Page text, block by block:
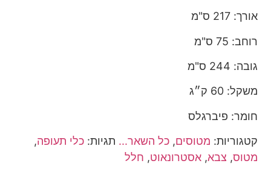
אורך: 217 ס"מ
רוחב: 75 ס"מ
גובה: 244 ס"מ
משקל: 60 ק״ג
חומר: פיברגלס
קטגוריות: מטוסים,כל השאר... תגיות: כלי תעופה,
מטוס, צבא,אסטרונאוט, חלל